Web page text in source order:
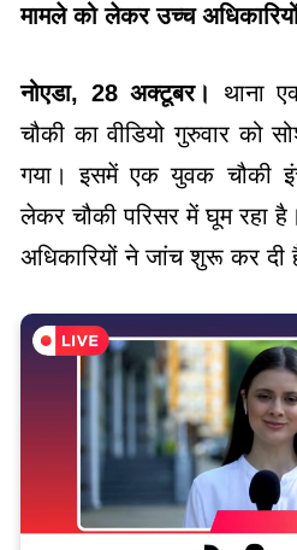
मामले को लेकर उच्च
नोएडा, 28 अक्टूबर। थाना
चौकी का वीडियो गुरुवार को
गया। इसमें एक युवक चौकी
लेकर चौकी परिसर में घूम रहा
अधिकारियों ने जांच शुरू कर दी